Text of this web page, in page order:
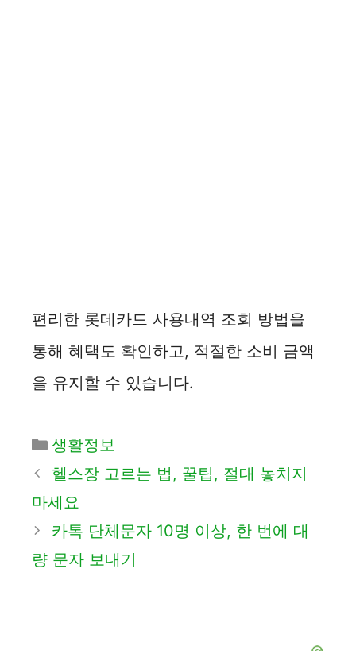
편리한 롯데카드 사용내역 조회 방법을
통해 혜택도 확인하고, 적절한 소비 금액
을 유지할 수 있습니다.
카
테
리
생활정보
헬스장 고르는 법, 꿀팁, 절대 놓치지
마세요
카톡 단체문자 10명 이상, 한 번에 대
량 문자 보내기